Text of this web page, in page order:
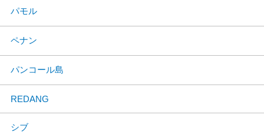
パモル
ペナン
パンコール島
REDANG
シブ